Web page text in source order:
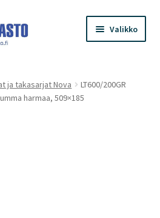
Valikko
ja takasarjat Nova
LT600/200GR
harmaa, 509×185